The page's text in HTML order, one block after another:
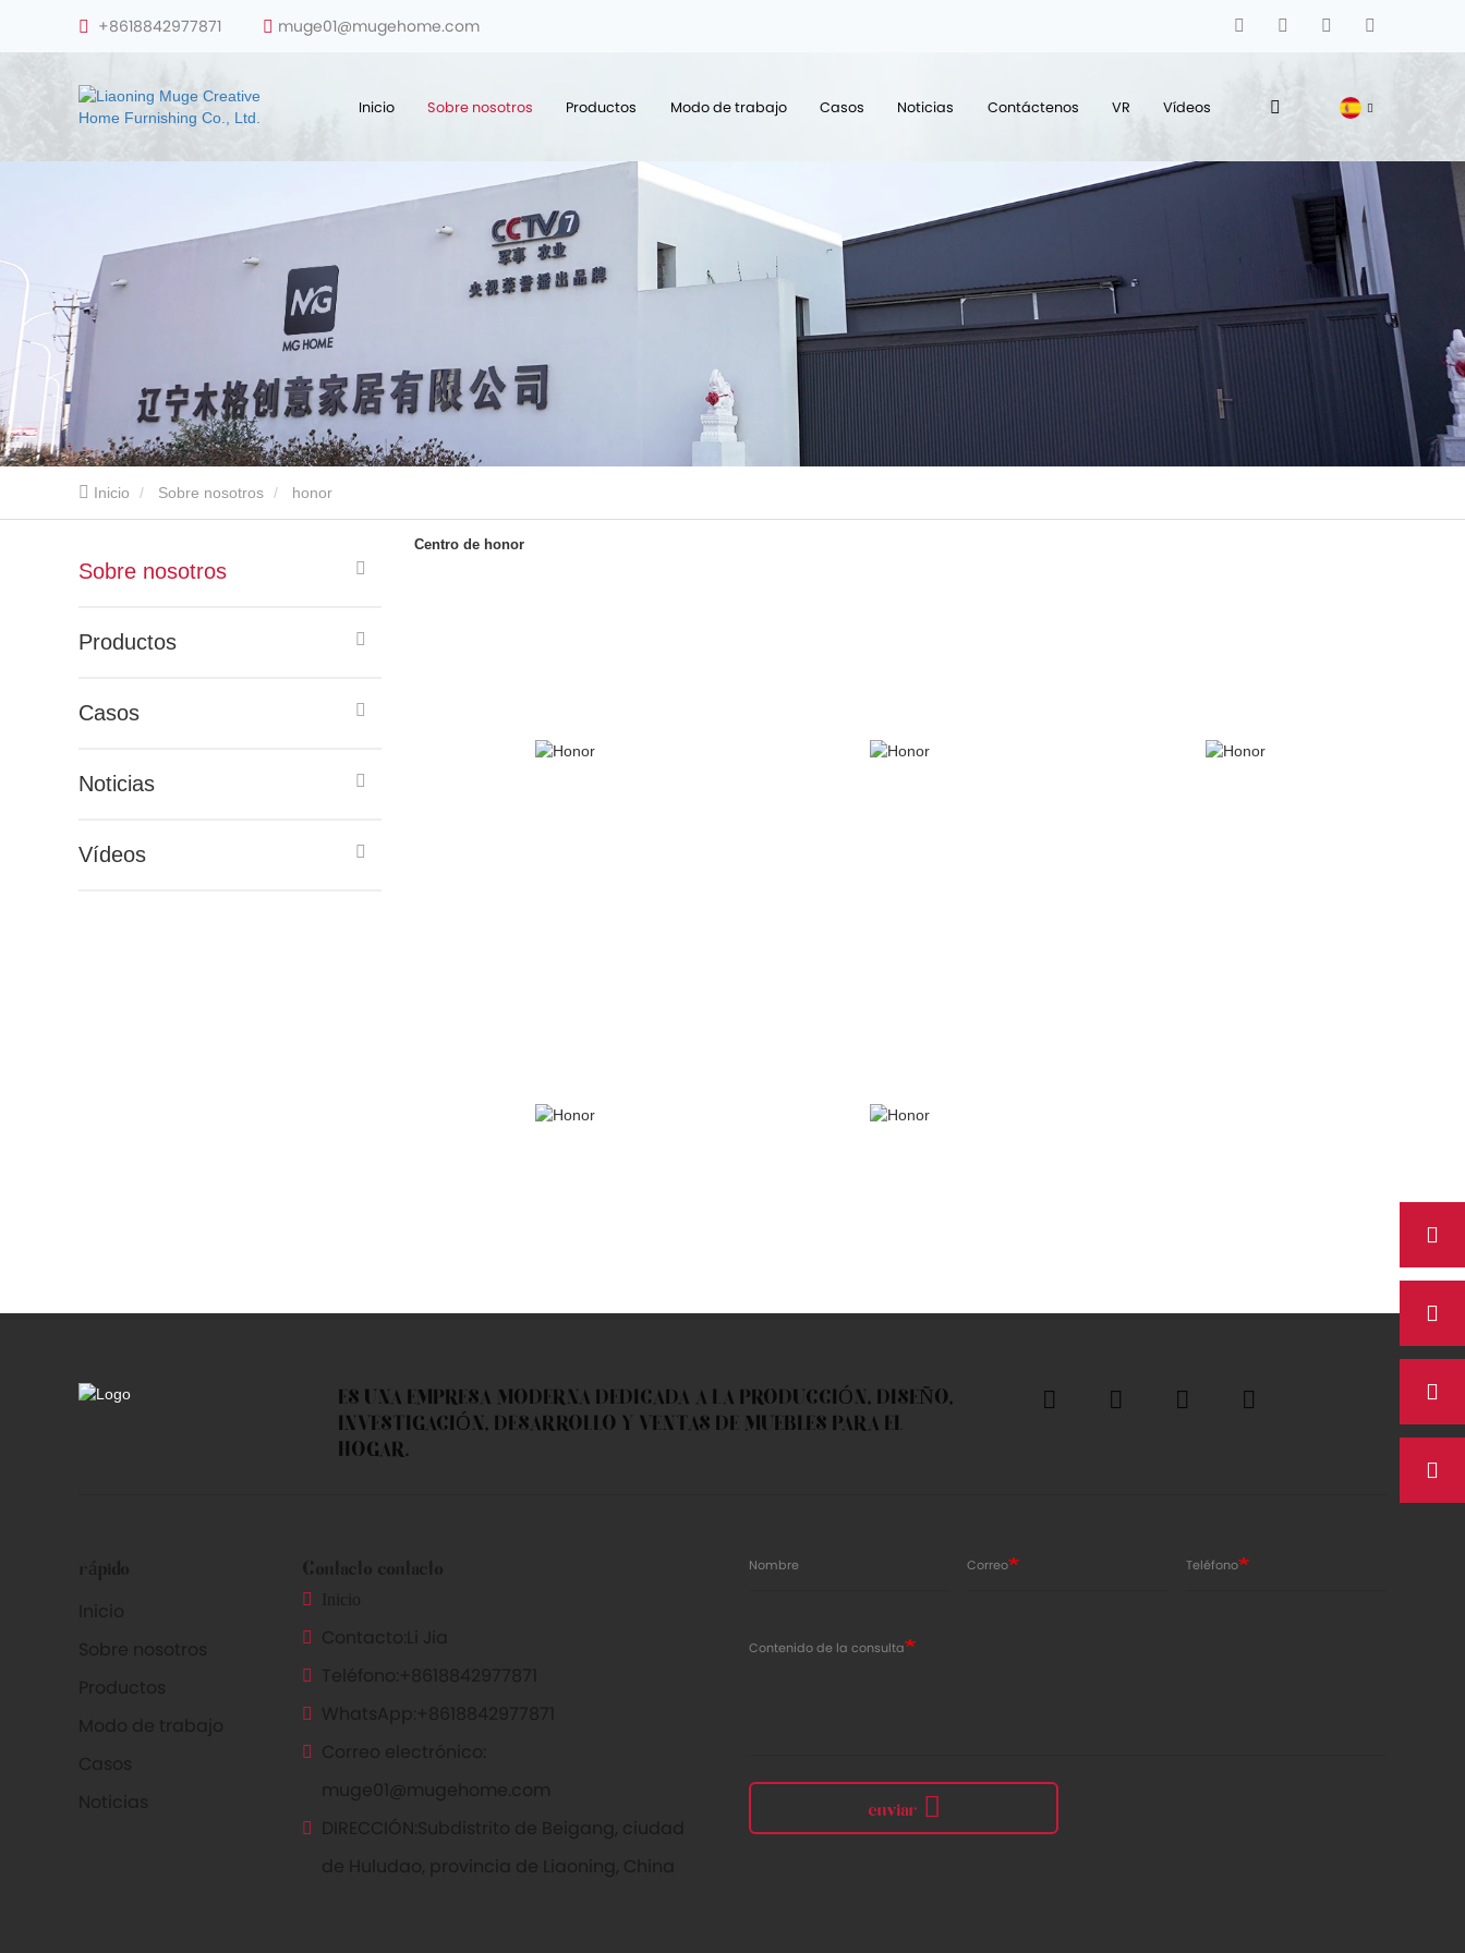
+8618842977871 muge01@mugehome.com
Inicio Sobre nosotros Productos Modo de trabajo Casos Noticias Contáctenos VR Vídeos
Inicio Sobre nosotros honor
Sobre nosotros
Productos
Casos
Noticias
Vídeos
Centro de honor
ES UNA EMPRESA MODERNA DEDICADA A LA PRODUCCIÓN, DISEÑO,
INVESTIGACIÓN, DESARROLLO Y VENTAS DE MUEBLES PARA EL
HOGAR.
rápido
Inicio
Sobre nosotros
Productos
Modo de trabajo
Casos
Noticias
Contacto contacto
Contacto:
Li Jia
Teléfono:
+8618842977871
WhatsApp:
+8618842977871
Correo electrónico:
muge01@mugehome.com
DIRECCIÓN: Subdistrito de Beigang, ciudad
de Huludao, provincia de Liaoning, China
Nombre Correo Teléfono
Contenido de la consulta
enviar